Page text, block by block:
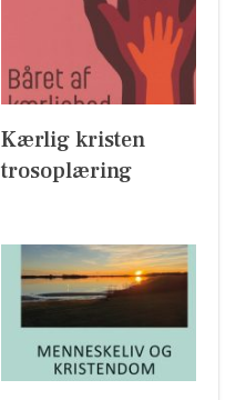
Kærlig kristen
trosoplæring